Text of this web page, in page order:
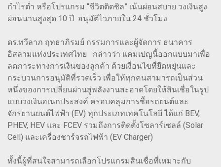
กำไรต่ำ หรือโปรแกรม “ชีวิตติดชิล” เน้นผ่อนสบาย วงเงินสูง
ผ่อนนานสูงสุด 10 ปี อนุมัติไวภายใน 24 ชั่วโมง
ดร.ทวีลาภ ฤทธาภิรมย์ กรรมการและผู้จัดการ ธนาคาร
อิสลามแห่งประเทศไทย กล่าวว่า แคมเปญนี้ออกแบบมาเพื่อ
ลดภาระทางการเงินของลูกค้า ด้วยเงื่อนไขที่ยืดหยุ่นและ
กระบวนการอนุมัติที่รวดเร็ว เพื่อให้ทุกคนสามารถเป็นส่วน
หนึ่งของการเปลี่ยนผ่านสู่พลังงานสะอาดโดยให้สินเชื่อในรูป
แบบวงเงินอเนกประสงค์ ครอบคลุมการซื้อรถยนต์และ
จักรยานยนต์ไฟฟ้า (EV) ทุกประเภทเทคโนโลยี ได้แก่ BEV,
PHEV, HEV และ FCEV รวมถึงการติดตั้งโซลาร์เซลล์ (Solar
Cell) และเครื่องชาร์จรถไฟฟ้า (EV Charger)
ทั้งนี้ผู้ที่สนใจสามารถเลือกโปรแกรมสินเชื่อที่เหมาะกับ